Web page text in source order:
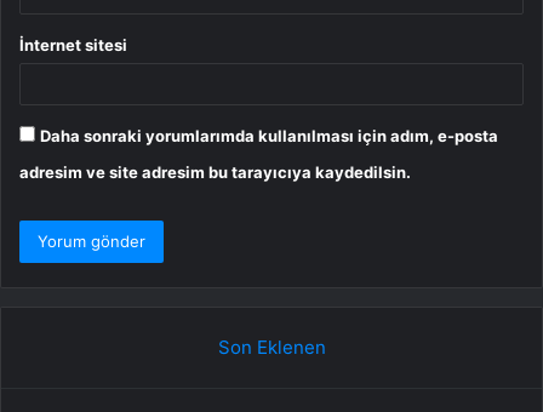
İnternet sitesi
Daha sonraki yorumlarımda kullanılması için adım, e-posta
adresim ve site adresim bu tarayıcıya kaydedilsin.
Son Eklenen